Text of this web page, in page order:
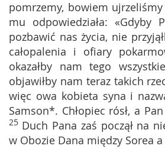
pomrzemy, bowiem
mu odpowiedziała: «Gdyby
pozbawić nas życia, nie
całopalenia i ofiary
okazałby nam tego
objawiłby nam teraz takich
więc owa kobieta syna i
Samson*. Chłopiec rósł, a Pan
25 Duch Pana zaś począł na
w Obozie Dana między Sorea a